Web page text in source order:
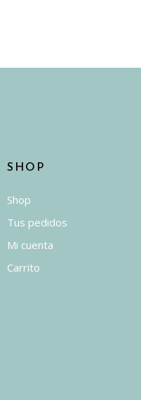
SHOP
Shop
Tus pedidos
Mi cuenta
Carrito